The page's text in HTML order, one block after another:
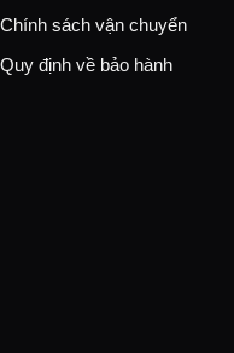
Chính sách vận chuyển
Quy định về bảo hành